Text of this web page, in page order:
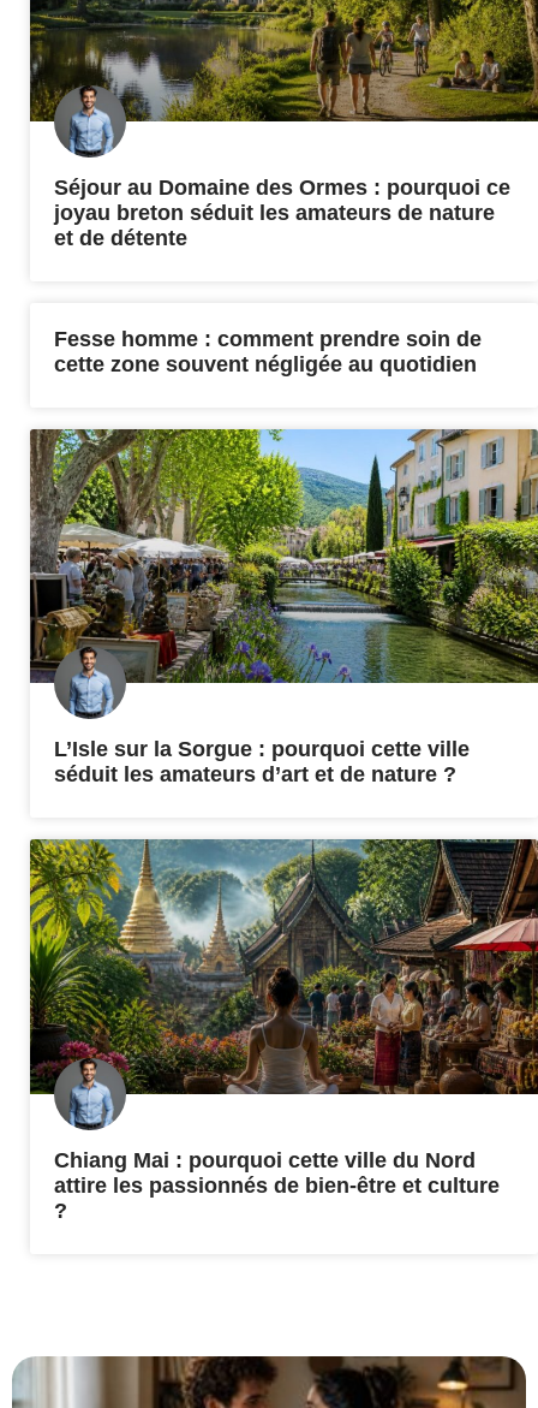
Séjour au Domaine des Ormes : pourquoi ce
joyau breton séduit les amateurs de nature
et de détente
Fesse homme : comment prendre soin de
cette zone souvent négligée au quotidien
L’Isle sur la Sorgue : pourquoi cette ville
séduit les amateurs d’art et de nature ?
Chiang Mai : pourquoi cette ville du Nord
attire les passionnés de bien-être et culture
?